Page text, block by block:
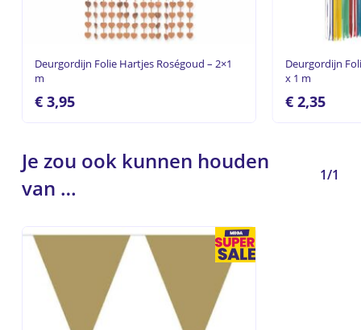
Deurgordijn Folie Hartjes Roségoud – 2×1
m
€3,95
Deurgordijn
x 1 m
€2,35
Je zou ook kunnen houden
van …
1/1